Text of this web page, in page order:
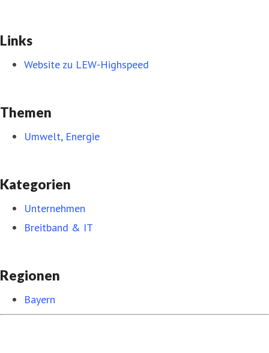
Links
Website zu LEW-Highspeed
Themen
Umwelt, Energie
Kategorien
Unternehmen
Breitband & IT
Regionen
Bayern